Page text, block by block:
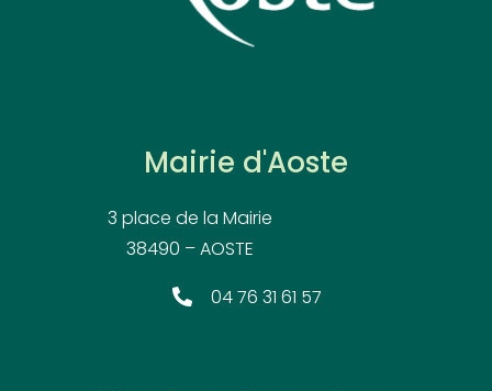
Mairie d'Aoste
3 place de la Mairie
38490 – AOSTE
04 76 31 61 57